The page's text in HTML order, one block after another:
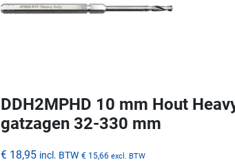
DDH2MPHD 10 mm Hout
gatzagen 32-330 mm
€ 18,95 incl. BTW € 15,66 excl. BTW